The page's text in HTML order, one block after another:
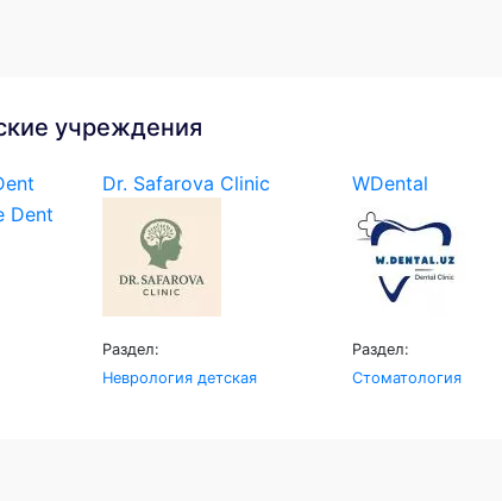
учреждения
Dr. Safarova Clinic
Раздел:
Неврология детская
WDental
Раздел:
Стоматология